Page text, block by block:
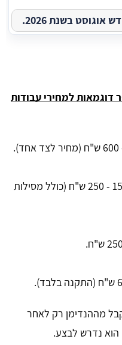
בשנת 2026.
דוגמאות למחירי עבודות
150 - 250 ש"ח (כולל מסילות
מההנדימן רק לאחר
הוא נדרש לבצע.